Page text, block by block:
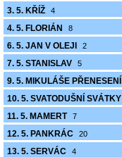
3. 5. KŘÍŽ 4
4. 5. FLORIÁN 8
6. 5. JAN V OLEJI 2
7. 5. STANISLAV 5
9. 5. MIKULÁŠE PŘENESENÍ
10. 5. SVATODUŠNÍ SVÁTKY
11. 5. MAMERT 7
12. 5. PANKRÁC 20
13. 5. SERVÁC 4